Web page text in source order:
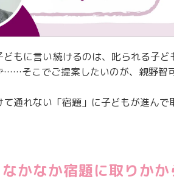
どもに言い続けるのは、叱られる子
……そこでご提案したいのが、親野智
て通れない「宿題」に子どもが進ん
なかなか宿題に取りか